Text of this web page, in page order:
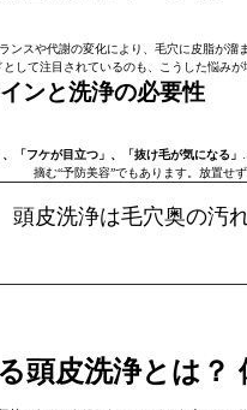
ンスや代謝の変化により、毛穴に皮脂が溜
として注目されているのも、こうした悩み
ンと洗浄の必要性
「フケが目立つ」、「抜け毛が気になる」
摘む“予防美容”でもあります。放置せ
頭皮洗浄は毛穴奥の汚
頭皮洗浄とは？